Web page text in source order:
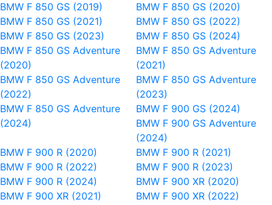
BMW F 850 GS (2019)
BMW F 850 GS (2020)
BMW F 850 GS (2021)
BMW F 850 GS (2022)
BMW F 850 GS (2023)
BMW F 850 GS (2024)
BMW F 850 GS Adventure
(2020)
BMW F 850 GS Adventure
(2021)
BMW F 850 GS Adventure
(2022)
BMW F 850 GS Adventure
(2023)
BMW F 850 GS Adventure
(2024)
BMW F 900 GS (2024)
BMW F 900 GS Adventure
(2024)
BMW F 900 R (2020)
BMW F 900 R (2021)
BMW F 900 R (2022)
BMW F 900 R (2023)
BMW F 900 R (2024)
BMW F 900 XR (2020)
BMW F 900 XR (2021)
BMW F 900 XR (2022)